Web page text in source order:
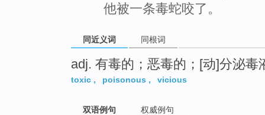
他被一条毒蛇咬了。
同近义词 同根词
adj. 有毒的；恶毒的；[动]分泌毒
toxic , poisonous , vicious
双语例句 权威例句